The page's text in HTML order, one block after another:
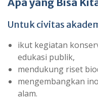
Untuk civitas
ikut kegiatan
edukasi publik,
mendukung riset
mengembangkan
alam.